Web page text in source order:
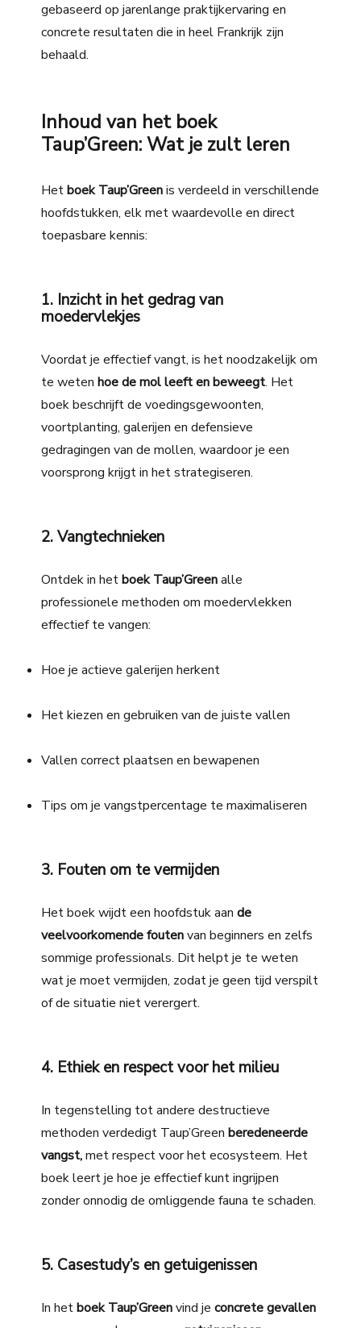
gebaseerd op jarenlange praktijkervaring en
concrete resultaten die in heel Frankrijk zijn
behaald.
Inhoud van het boek
Taup’Green: Wat je zult leren
Hetboek Taup’Greenis verdeeld in verschillende
hoofdstukken, elk met waardevolle en direct
toepasbare kennis:
1. Inzicht in het gedrag van
moedervlekjes
Voordat je effectief vangt, is het noodzakelijk om
te wetenhoe de mol leeft en beweegt. Het
boek beschrijft de voedingsgewoonten,
voortplanting, galerijen en defensieve
gedragingen van de mollen, waardoor je een
voorsprong krijgt in het strategiseren.
2. Vangtechnieken
Ontdek in hetboek Taup’Greenalle
professionele methoden om moedervlekken
effectief te vangen:
Hoe je actieve galerijen herkent
Het kiezen en gebruiken van de juiste vallen
Vallen correct plaatsen en bewapenen
Tips om je vangstpercentage te maximaliseren
3. Fouten om te vermijden
Het boek wijdt een hoofdstuk aande
veelvoorkomende foutenvan beginners en zelfs
sommige professionals. Dit helpt je te weten
wat je moet vermijden, zodat je geen tijd verspilt
of de situatie niet verergert.
4. Ethiek en respect voor het milieu
In tegenstelling tot andere destructieve
methoden verdedigt Taup’Greenberedeneerde
vangst,met respect voor het ecosysteem. Het
boek leert je hoe je effectief kunt ingrijpen
zonder onnodig de omliggende fauna te schaden.
5. Casestudy’s en getuigenissen
In hetboek Taup’Greenvind jeconcrete gevallen